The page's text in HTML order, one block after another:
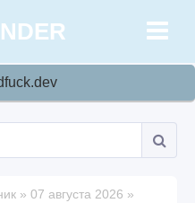
» 07 августа 2026 »